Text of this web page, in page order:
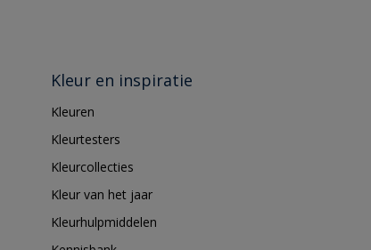
Kleur en inspiratie
Kleuren
Kleurtesters
Kleurcollecties
Kleur van het jaar
Kleurhulpmiddelen